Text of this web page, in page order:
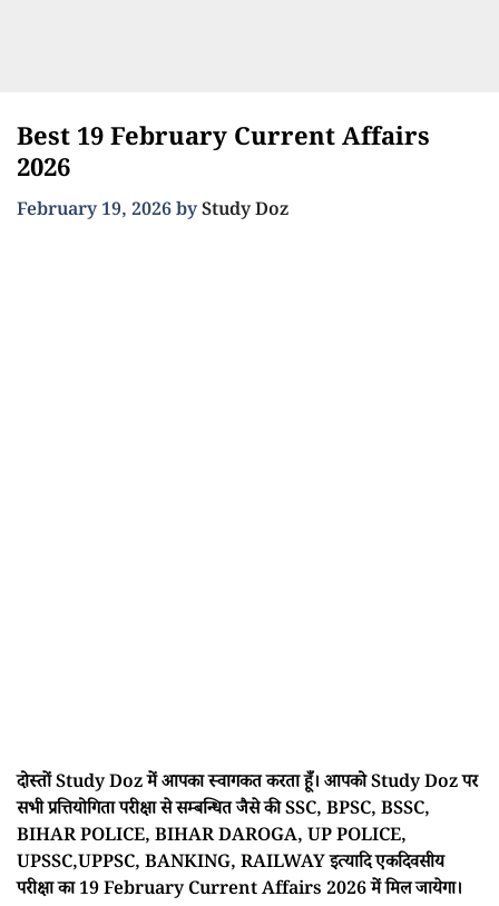
Best 19 February Current Affairs
2026
February 19, 2026byStudy Doz
दोस्तों Study Doz में आपका स्वागकत करता हूँ। आपको Study Doz पर
सभी प्रत्तियोगिता परीक्षा से सम्बन्धित जैसे की SSC, BPSC, BSSC,
BIHAR POLICE, BIHAR DAROGA, UP POLICE,
UPSSC,UPPSC, BANKING, RAILWAY इत्यादि एकदिवसीय
परीक्षा का 19 February Current Affairs 2026 में मिल जायेगा।